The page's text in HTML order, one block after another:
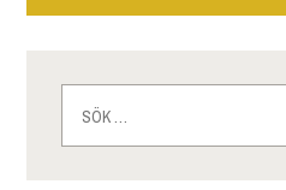
Sök
efter: